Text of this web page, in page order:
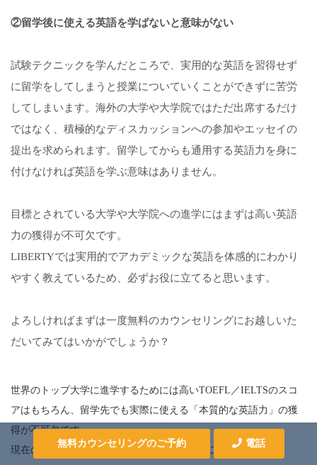
②留学後に使える英語を学ばないと意味がない
試験テクニックを学んだところで、実用的な英語を習得せず
に留学をしてしまうと授業についていくことができずに苦労
してしまいます。海外の大学や大学院ではただ出席するだけ
ではなく、積極的なディスカッションへの参加やエッセイの
提出を求められます。留学してからも通用する英語力を身に
付けなければ英語を学ぶ意味はありません。
目標とされている大学や大学院への進学にはまずは高い英語
力の獲得が不可欠です。
LIBERTYでは実用的でアカデミックな英語を体感的にわかり
やすく教えているため、必ずお役に立てると思います。
よろしければまずは一度無料のカウンセリングにお越しいた
だいてみてはいかがでしょうか？
世界のトップ大学に進学するためには高いTOEFL／IELTSのスコ
アはもちろん、 留学先でも実際に使える「本質的な英語力」の獲
得が不可欠です。
現在の英語力は問いません。まずはお気軽にご相談ください。
無料カウンセリングのご予約 電話